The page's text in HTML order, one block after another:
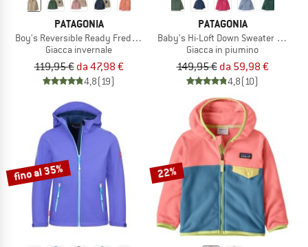
PATAGONIA
Boy's Reversible Ready Freddy Hoody
Giacca invernale
119,95 € da 47,98 €
4,8(19)
PATAGONIA
Baby's Hi-Loft Down Sweater Hoody
Giacca in piumino
149,95 € da 59,98 €
4,8(10)
fino al 35% 22%